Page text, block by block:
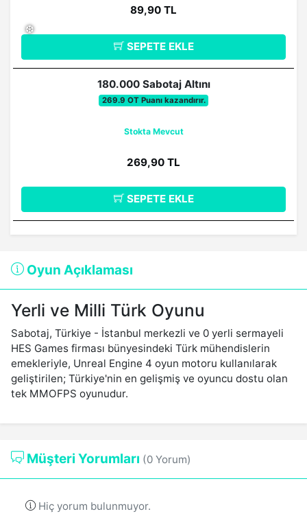
89,90 TL
SEPETE EKLE
180.000 Sabotaj Altını
269.9 OT Puanı kazandırır.
Stokta Mevcut
269,90 TL
SEPETE EKLE
Oyun Açıklaması
Yerli ve Milli Türk Oyunu
Sabotaj, Türkiye - İstanbul merkezli ve 0 yerli sermayeli
HES Games firması bünyesindeki Türk mühendislerin
emekleriyle, Unreal Engine 4 oyun motoru kullanılarak
geliştirilen; Türkiye'nin en gelişmiş ve oyuncu dostu olan
tek MMOFPS oyunudur.
Müşteri Yorumları (0 Yorum)
Hiç yorum bulunmuyor.